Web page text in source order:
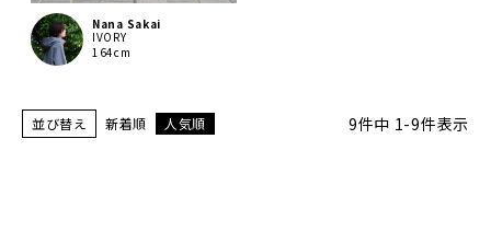
Nana Sakai
IVORY
164cm
並び替え 新着順 人気順 9件中 1-9件表示